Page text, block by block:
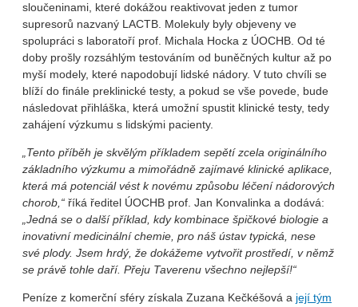
sloučeninami, které dokážou reaktivovat jeden z tumor
supresorů nazvaný LACTB. Molekuly byly objeveny ve
spolupráci s laboratoří prof. Michala Hocka z ÚOCHB. Od té
doby prošly rozsáhlým testováním od buněčných kultur až po
myší modely, které napodobují lidské nádory. V tuto chvíli se
blíží do finále preklinické testy, a pokud se vše povede, bude
následovat přihláška, která umožní spustit klinické testy, tedy
zahájení výzkumu s lidskými pacienty.
„Tento příběh je skvělým příkladem sepětí zcela originálního
základního výzkumu a mimořádně zajímavé klinické aplikace,
která má potenciál vést k novému způsobu léčení nádorových
chorob,“ říká ředitel ÚOCHB prof. Jan Konvalinka a dodává:
„Jedná se o další příklad, kdy kombinace špičkové biologie a
inovativní medicinální chemie, pro náš ústav typická, nese
své plody. Jsem hrdý, že dokážeme vytvořit prostředí, v němž
se právě tohle daří. Přeju Taverenu všechno nejlepší!“
Peníze z komerční sféry získala Zuzana Kečkéšová a její tým